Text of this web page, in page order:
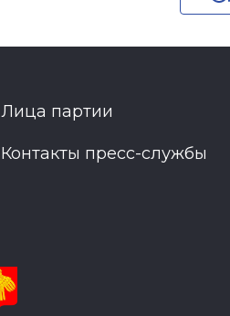
Лица партии
Контакты пресс-службы